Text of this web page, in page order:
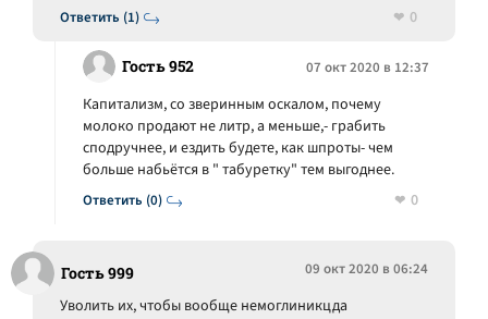
Ответить (1)
0
Гость 952 07 окт 2020 в 12:37
Ответить (0)
Капитализм, со зверинным оскалом, почему
молоко продают не литр, а меньше,- грабить
сподручнее, и ездить будете, как шпроты- чем
больше набьётся в " табуретку" тем выгоднее.
0
Гость 999 09 окт 2020 в 06:24
Уволить их, чтобы вообще немоглиникцда